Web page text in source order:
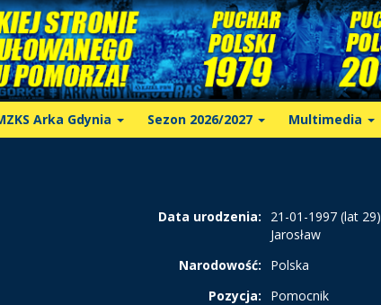
Arka Gdynia Sezon 2026/2027 Multimedia
Data urodzenia:
21-01-1997 (lat 29)
Jarosław
Narodowość:
Polska
Pozycja:
Pomocnik